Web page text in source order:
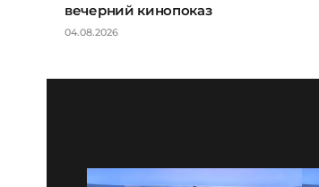
вечерний кинопоказ
04.08.2026